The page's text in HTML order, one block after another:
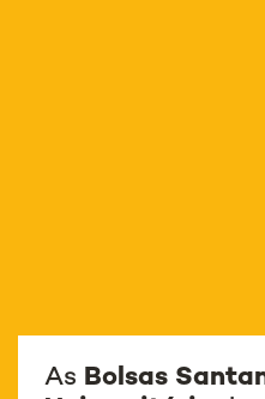
As Bolsas